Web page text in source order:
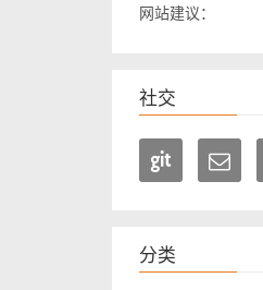
网站建议：
社交
分类